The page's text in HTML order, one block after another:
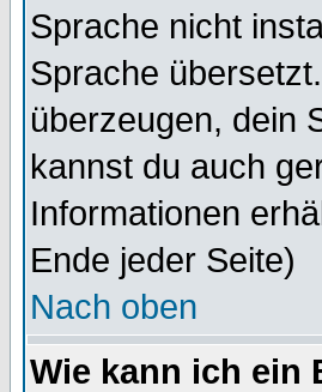
Sprache nicht
Sprache
überzeugen, dein
kannst du auch
Informationen
Ende jeder Seite)
Nach oben
Wie kann ich ein